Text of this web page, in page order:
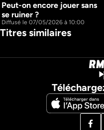
11H6M
Peut-on encore jouer sans
se ruiner ?
Diffusé le 07/05/2026 à 10:00
Titres similaires